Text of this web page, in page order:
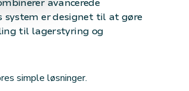
avancerede
system er designet til at gøre
til lagerstyring og
simple løsninger.